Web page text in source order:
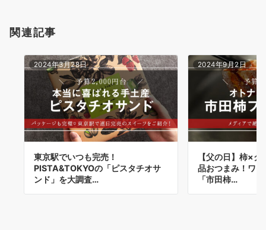
関連記事
2024年3月28日
東京駅でいつも完売！
PISTA&TOKYOの「ピスタチオサ
ンド」を大調査…
2024年9月2日
【父の日】柿×
品おつまみ！ワ
「市田柿…